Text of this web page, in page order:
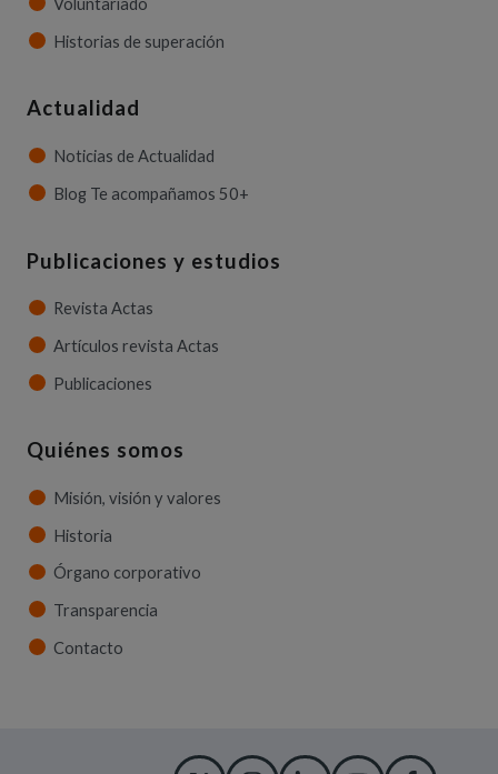
Voluntariado
Historias de superación
Actualidad
Noticias de Actualidad
Blog Te acompañamos 50+
Publicaciones y estudios
Revista Actas
Artículos revista Actas
Publicaciones
Quiénes somos
Misión, visión y valores
Historia
Órgano corporativo
Transparencia
Contacto